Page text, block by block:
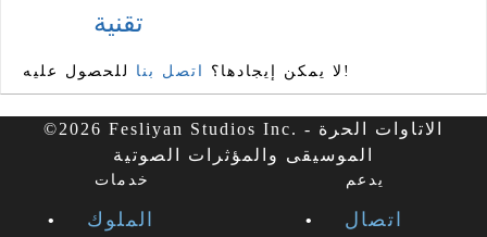
تقنية
لا يمكن إيجادها؟ اتصل بنا للحصول عليه!
©2026 Fesliyan Studios Inc. - الاتاوات الحرة
الموسيقى والمؤثرات الصوتية
خدمات
الملوك
يدعم
اتصال